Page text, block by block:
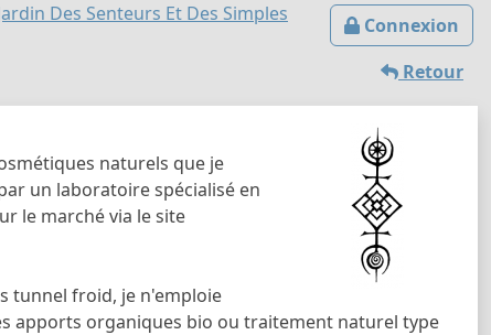
Connexion
Des Senteurs Et Des Simples
Retour
naturels que je
un laboratoire spécialisé en
le marché via le site
tunnel froid, je n'emploie
apports organiques bio ou traitement naturel type